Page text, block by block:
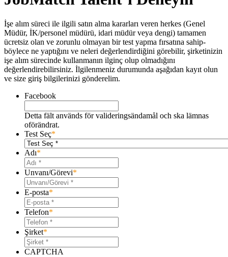
İşe alım süreci ile ilgili satın alma kararları veren herkes (Genel
Müdür, İK/personel müdürü, idari müdür veya dengi) tamamen
ücretsiz olan ve zorunlu olmayan bir test yapma fırsatına sahip-
böylece ne yaptığını ve neleri değerlendirdiğini görebilir, şirketinizin
işe alım sürecinde kullanmanın ilginç olup olmadığını
değerlendirebilirsiniz. İlgilenmeniz durumunda aşağıdan kayıt olun
ve size giriş bilgilerinizi gönderelim.
Facebook
Detta fält används för valideringsändamål och ska lämnas
oförändrat.
Test Seç*
Adı*
Unvanı/Görevi*
E-posta*
Telefon*
Şirket*
CAPTCHA